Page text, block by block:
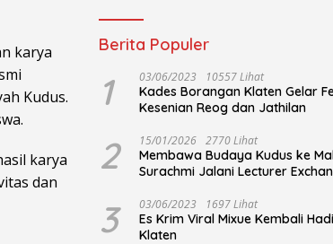
karya
Kudus.
karya
dan
Berita Populer
1 03/06/2023 10557 Lihat
Kades Borangan Klaten Gelar
Kesenian Reog dan Jathilan
2 15/01/2026 2770 Lihat
Membawa Budaya Kudus ke
Surachmi Jalani Lecturer
3 03/06/2023 1697 Lihat
Es Krim Viral Mixue Kembali
Klaten